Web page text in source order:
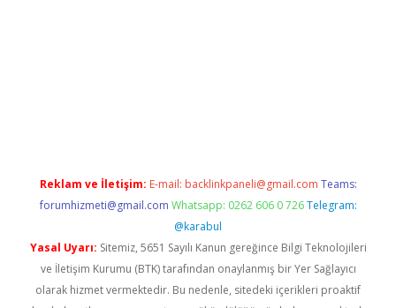
Reklam ve İletişim: E-mail: backlinkpaneli@gmail.com Teams:
forumhizmeti@gmail.com Whatsapp: 0262 606 0 726 Telegram:
@karabul
Yasal Uyarı: Sitemiz, 5651 Sayılı Kanun gereğince Bilgi Teknolojileri
ve İletişim Kurumu (BTK) tarafından onaylanmış bir Yer Sağlayıcı
olarak hizmet vermektedir. Bu nedenle, sitedeki içerikleri proaktif